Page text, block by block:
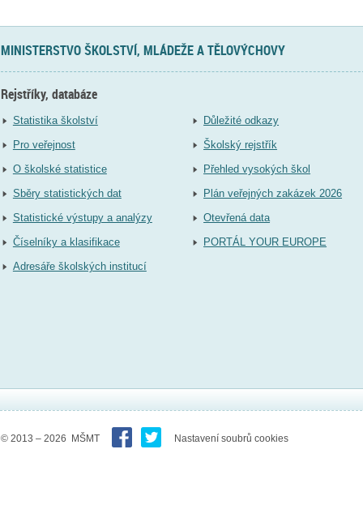
MINISTERSTVO ŠKOLSTVÍ, MLÁDEŽE A TĚLOVÝCHOVY
Rejstříky, databáze
Statistika školství
Pro veřejnost
O školské statistice
Sběry statistických dat
Statistické výstupy a analýzy
Číselníky a klasifikace
Adresáře školských institucí
Důležité odkazy
Školský rejstřík
Přehled vysokých škol
Plán veřejných zakázek 2026
Otevřená data
PORTÁL YOUR EUROPE
© 2013 – 2026 MŠMT Nastavení soubrů cookies